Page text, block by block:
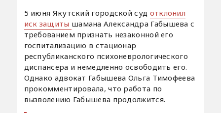
5 июня Якутский городской суд отклонил
иск защиты шамана Александра Габышева с
требованием признать незаконной его
госпитализацию в стационар
республиканского психоневрологического
диспансера и немедленно освободить его.
Однако адвокат Габышева Ольга Тимофеева
прокомментировала, что работа по
вызволению Габышева продолжится.